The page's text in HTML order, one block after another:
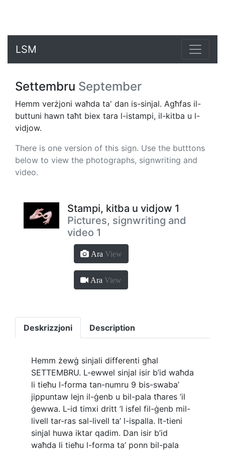
LSM
Settembru September
Hemm verżjoni waħda ta' dan is-sinjal. Agħfas il-
buttuni hawn taħt biex tara l-istampi, il-kitba u l-
vidjow.
There is one version of this sign. Use the butttons
below to view the photographs, signwriting and
video.
Stampi, kitba u vidjow 1
Pictures, signwriting and
video 1
Ara View
Ara View
Deskrizzjoni Description
Hemm żewġ sinjali differenti għal
SETTEMBRU. L-ewwel sinjal isir b’id waħda
li tieħu l-forma tan-numru 9 bis-swaba’
jippuntaw lejn il-ġenb u bil-pala tħares ’il
ġewwa. L-id timxi dritt ’l isfel fil-ġenb mil-
livell tar-ras sal-livell ta’ l-ispalla. It-tieni
sinjal huwa iktar qadim. Dan isir b’id
waħda li tieħu l-forma ta’ ponn bil-pala